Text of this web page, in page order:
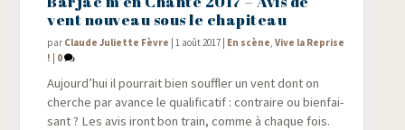
vent nouveau sous le chapiteau
par Claude Juliette Fèvre | 1 août 2017 | En scène ,Vive la Reprise
! | 0
Aujourd’hui il pour­rait bien souf­fler un vent dont on
cherche par avance le qua­li­fi­ca­tif : contraire ou bien­fai­
sant ? Les avis iront bon train, comme à chaque fois.